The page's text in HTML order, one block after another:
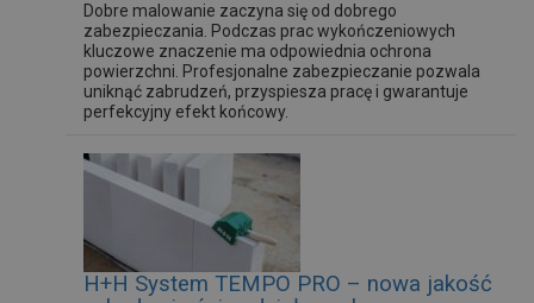
Dobre malowanie zaczyna się od dobrego
zabezpieczania. Podczas prac wykończeniowych
kluczowe znaczenie ma odpowiednia ochrona
powierzchni. Profesjonalne zabezpieczanie pozwala
uniknąć zabrudzeń, przyspiesza pracę i gwarantuje
perfekcyjny efekt końcowy.
H+H System TEMPO PRO – nowa jakość